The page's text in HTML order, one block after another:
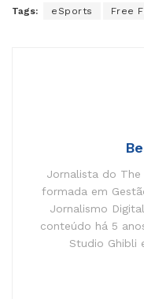
Tags: eSports Free
Jornalista do The
formada em
Jornalismo
conteúdo há 5
Studio Ghibli